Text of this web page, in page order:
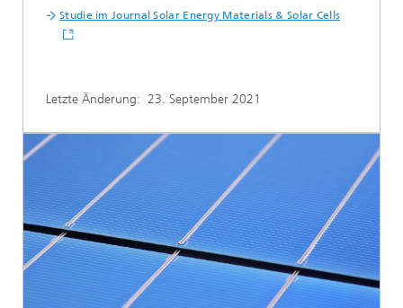
Studie im Journal Solar Energy Materials & Solar Cells
Letzte Änderung: 23. September 2021